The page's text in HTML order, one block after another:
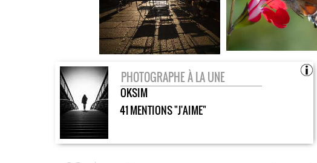
PHOTOGRAPHE À LA UNE
OKSIM
41 MENTIONS "J'AIME"